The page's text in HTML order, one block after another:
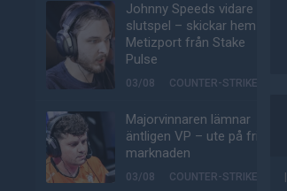
Johnny Speeds vidare till
slutspel – skickar hem
Metizport från Stake
Pulse
03/08 COUNTER-STRIKE
Majorvinnaren lämnar
äntligen VP – ute på fria
marknaden
03/08 COUNTER-STRIKE